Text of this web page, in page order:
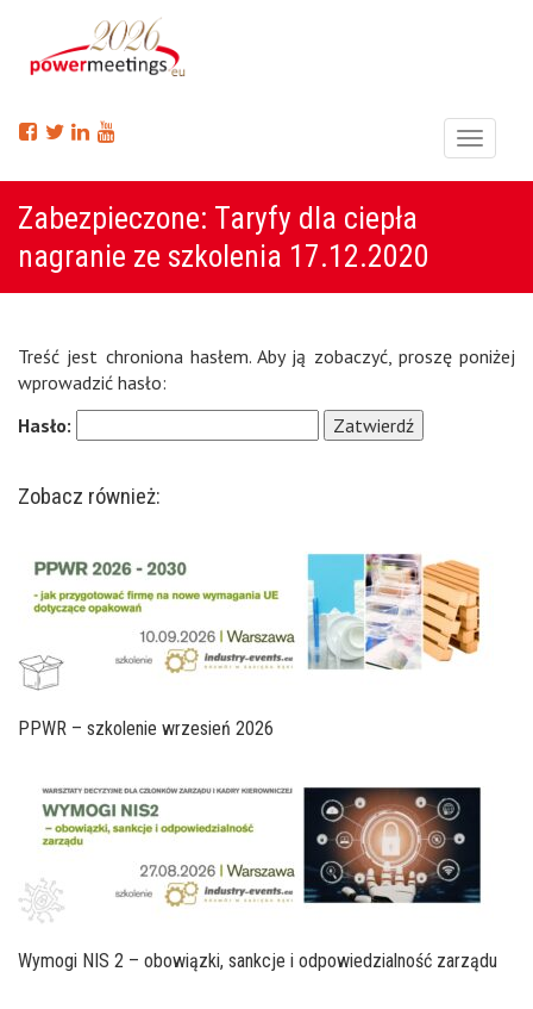
Menu
Zabezpieczone: Taryfy dla ciepła
nagranie ze szkolenia 17.12.2020
Treść jest chroniona hasłem. Aby ją zobaczyć, proszę poniżej
wprowadzić hasło:
Hasło:
Zobacz również:
PPWR – szkolenie wrzesień 2026
Wymogi NIS 2 – obowiązki, sankcje i odpowiedzialność zarządu